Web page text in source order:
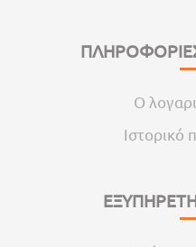
Ο
Ιστορικό